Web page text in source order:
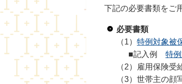
下記の必要書類をご
必要書類
（1） 特例対象被
■記入例 特
（2）雇用保険受
（3）世帯主の顔